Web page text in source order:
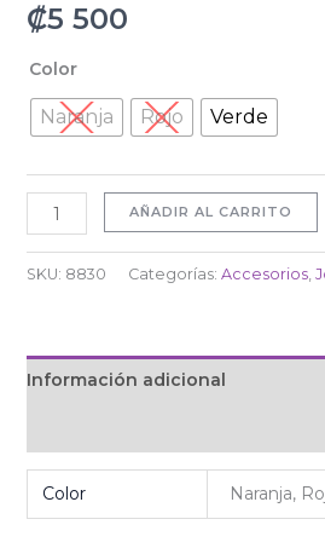
₡5 500
Color
Naranja Rojo Verde
AÑADIR AL CARRITO
SKU: 8830 Categorías: Accesorios,
Información adicional
Color Naranja,